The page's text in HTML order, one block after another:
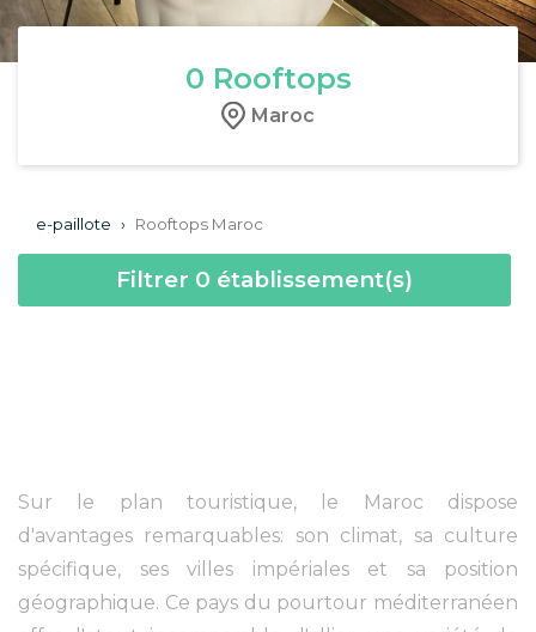
0 Rooftops
Maroc
e-paillote › Rooftops Maroc
Filtrer 0 établissement(s)
Sur le plan touristique, le Maroc dispose
d'avantages remarquables: son climat, sa culture
spécifique, ses villes impériales et sa position
géographique. Ce pays du pourtour méditerranéen